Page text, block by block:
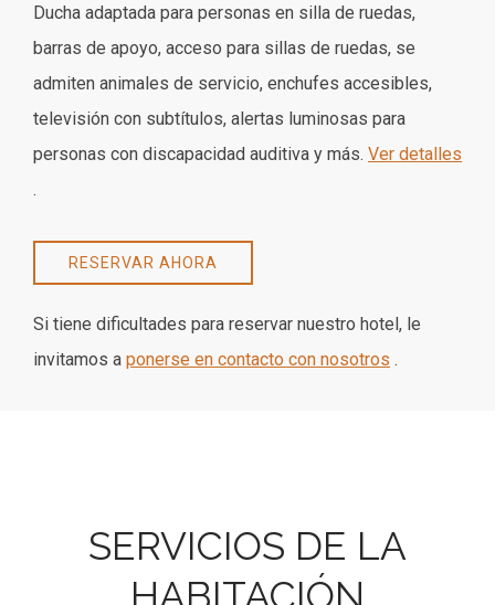
Ducha adaptada para personas en silla de ruedas,
barras de apoyo, acceso para sillas de ruedas, se
admiten animales de servicio, enchufes accesibles,
televisión con subtítulos, alertas luminosas para
personas con discapacidad auditiva y más. Ver detalles
.
RESERVAR AHORA
Si tiene dificultades para reservar nuestro hotel, le
invitamos a ponerse en contacto con nosotros .
SERVICIOS DE LA
HABITACIÓN